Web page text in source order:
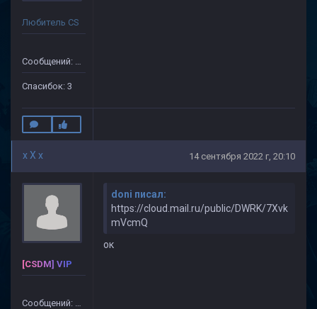
Любитель CS
Сообщений: 20
Спасибок: 3
x X x 14 сентября 2022 г, 20:10
[CSDM] VIP
Сообщений: 499
doni писал:
https://cloud.mail.ru/public/DWRK/7Xvk
mVcmQ
ок